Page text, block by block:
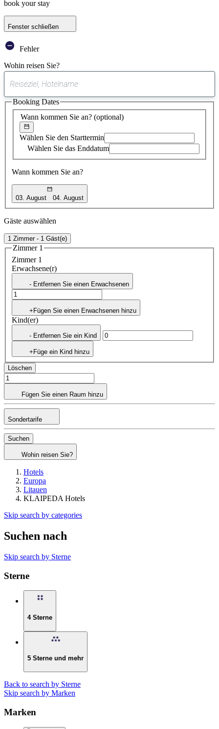
book your stay
Fenster schließen
Fehler
Wohin reisen Sie?
gefundener
Vorschlag
Wann kommen Sie an? (optional)
Wählen Sie den Starttermin
Wählen Sie das Enddatum
Wann kommen Sie an?
03. August 04. August
Booking Dates
Gäste auswählen
1 Zimmer - 1 Gäst(e)
Zimmer 1
Zimmer 1
Erwachsene(r)
- Entfernen Sie einen Erwachsenen
+Fügen Sie einen Erwachsenen hinzu
Kind(er)
- Entfernen Sie ein Kind
+Füge ein Kind hinzu
Löschen
Fügen Sie einen Raum hinzu
Sondertarife
Suchen
Wohin reisen Sie?
Hotels
Europa
Litauen
KLAIPEDA Hotels
Skip search by categories
Suchen nach
Skip search by Sterne
Sterne
4 Sterne
5 Sterne und mehr
Back to search by Sterne
Skip search by Marken
Marken